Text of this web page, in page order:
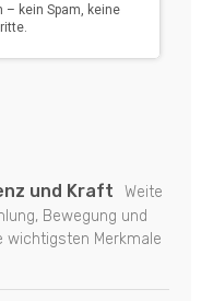
und Kraft
Weite
Bewegung und
wichtigsten Merkmale